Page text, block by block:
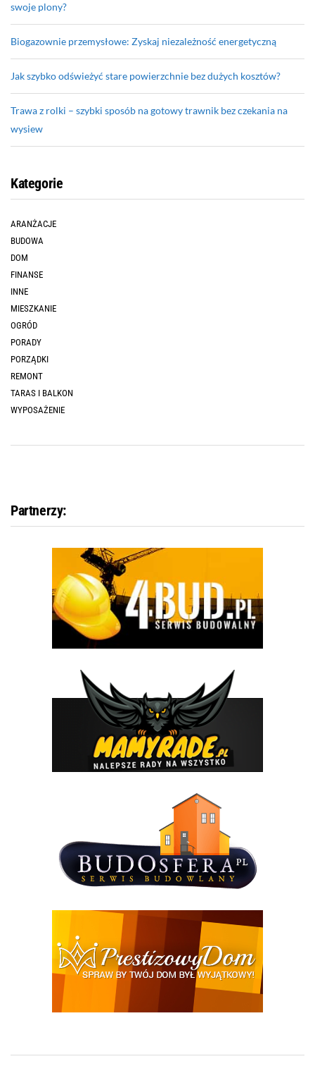
swoje plony?
Biogazownie przemysłowe: Zyskaj niezależność energetyczną
Jak szybko odświeżyć stare powierzchnie bez dużych kosztów?
Trawa z rolki – szybki sposób na gotowy trawnik bez czekania na
wysiew
Kategorie
ARANŻACJE
BUDOWA
DOM
FINANSE
INNE
MIESZKANIE
OGRÓD
PORADY
PORZĄDKI
REMONT
TARAS I BALKON
WYPOSAŻENIE
Partnerzy: